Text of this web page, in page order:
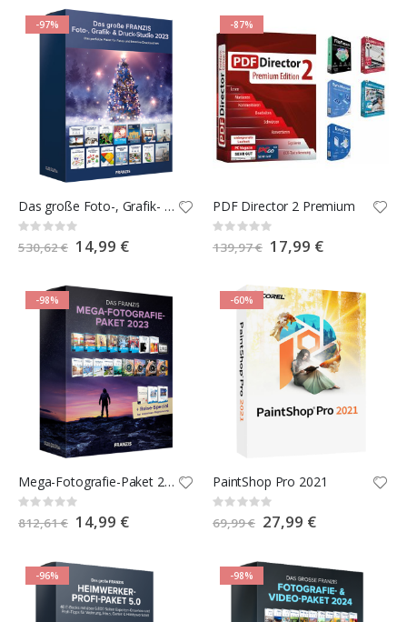
-97%
Das große Foto-, Grafik- und Druckstudio 2023
Rating:
0%
530,62 € Special
Price
14,99 €
-87%
PDF Director 2 Premium
Rating:
0%
139,97 € Special
Price
17,99 €
-98%
Mega-Fotografie-Paket 2023
Rating:
0%
812,61 € Special
Price
14,99 €
-60%
PaintShop Pro 2021
Rating:
0%
69,99 € Special
Price
27,99 €
-96% -98%